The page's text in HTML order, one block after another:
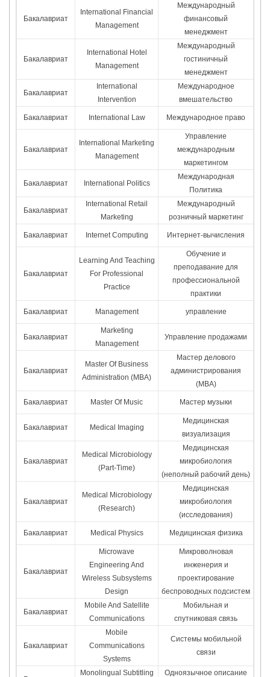
Бакалавриат
International Financial
Management
Международный
финансовый
менеджмент
Бакалавриат
International Hotel
Management
Международный
гостиничный
менеджмент
Бакалавриат
International
Intervention
Международное
вмешательство
Бакалавриат International Law Международное право
Бакалавриат
International Marketing
Management
Управление
международным
маркетингом
Бакалавриат International Politics
Международная
Политика
Бакалавриат
International Retail
Marketing
Международный
розничный маркетинг
Бакалавриат Internet Computing Интернет-вычисления
Бакалавриат
Learning And Teaching
For Professional
Practice
Обучение и
преподавание для
профессиональной
практики
Бакалавриат Management управление
Бакалавриат
Marketing
Management
Управление продажами
Бакалавриат
Master Of Business
Administration (MBA)
Мастер делового
администрирования
(MBA)
Бакалавриат Master Of Music Мастер музыки
Бакалавриат Medical Imaging
Медицинская
визуализация
Бакалавриат
Medical Microbiology
(Part-Time)
Медицинская
микробиология
(неполный рабочий день)
Бакалавриат
Medical Microbiology
(Research)
Медицинская
микробиология
(исследования)
Бакалавриат Medical Physics Медицинская физика
Бакалавриат
Microwave
Engineering And
Wireless Subsystems
Design
Микроволновая
инженерия и
проектирование
беспроводных подсистем
Бакалавриат
Mobile And Satellite
Communications
Мобильная и
спутниковая связь
Бакалавриат
Mobile
Communications
Systems
Системы мобильной
связи
Monolingual Subtitling Одноязычное описание